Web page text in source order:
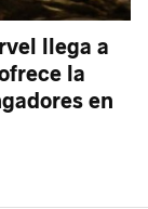
llega a
la
en